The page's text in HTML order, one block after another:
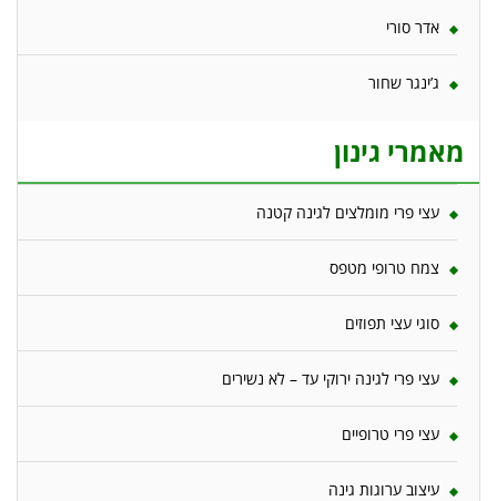
אדר סורי
ג’ינגר שחור
מאמרי גינון
עצי פרי מומלצים לגינה קטנה
צמח טרופי מטפס
סוגי עצי תפוזים
עצי פרי לגינה ירוקי עד – לא נשירים
עצי פרי טרופיים
עיצוב ערוגות גינה